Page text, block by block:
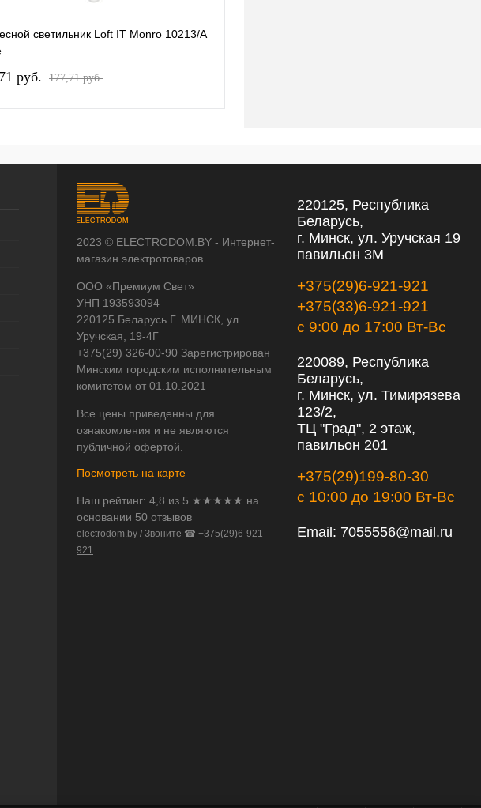
светильник Loft IT Monro 10213/A
pуб. 177,71 pуб.
2023 © ELECTRODOM.BY - Интернет-
магазин электротоваров
ООО «Премиум Свет»
УНП 193593094
220125 Беларусь Г. МИНСК, ул
Уручская, 19-4Г
+375(29) 326-00-90 Зарегистрирован
Минским городским исполнительным
комитетом от 01.10.2021
Все цены приведенны для
ознакомления и не являются
публичной офертой.
Посмотреть на карте
Наш рейтинг: 4,8 из 5 ★★★★★ на
основании 50 отзывов
electrodom.by / Звоните ☎ +375(29)6-921-
921
220125, Республика
Беларусь,
г. Минск, ул. Уручская 19
павильон 3М
+375(29)6-921-921
+375(33)6-921-921
с 9:00 до 17:00 Вт-Вс
220089, Республика
Беларусь,
г. Минск, ул. Тимирязева
123/2,
ТЦ "Град", 2 этаж,
павильон 201
+375(29)199-80-30
с 10:00 до 19:00 Вт-Вс
Email: 7055556@mail.ru